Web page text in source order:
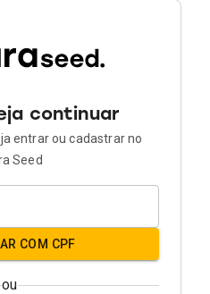
continuar
entrar ou cadastrar no
Seed
COM CPF
ou